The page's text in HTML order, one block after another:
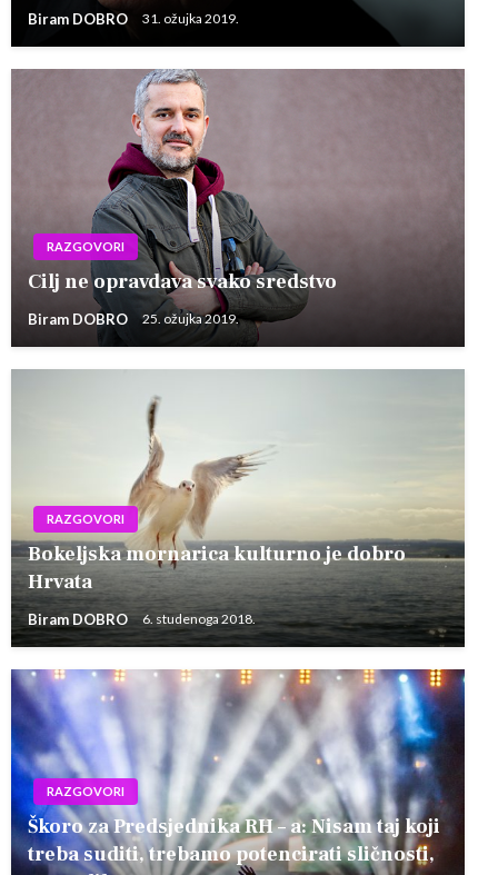
Biram DOBRO 31. ožujka 2019.
RAZGOVORI
Cilj ne opravdava svako sredstvo
Biram DOBRO 25. ožujka 2019.
RAZGOVORI
Bokeljska mornarica kulturno je dobro
Hrvata
Biram DOBRO 6. studenoga 2018.
RAZGOVORI
Škoro za Predsjednika RH – a: Nisam taj koji
treba suditi, trebamo potencirati sličnosti,